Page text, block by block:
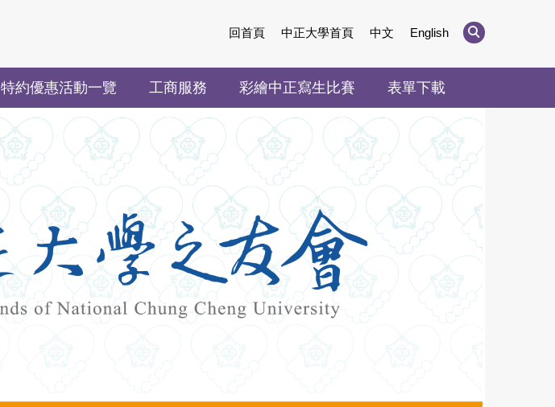
回首頁 中正大學首頁 中文 English
特約優惠活動一覽 工商服務 彩繪中正寫生比賽 表單下載